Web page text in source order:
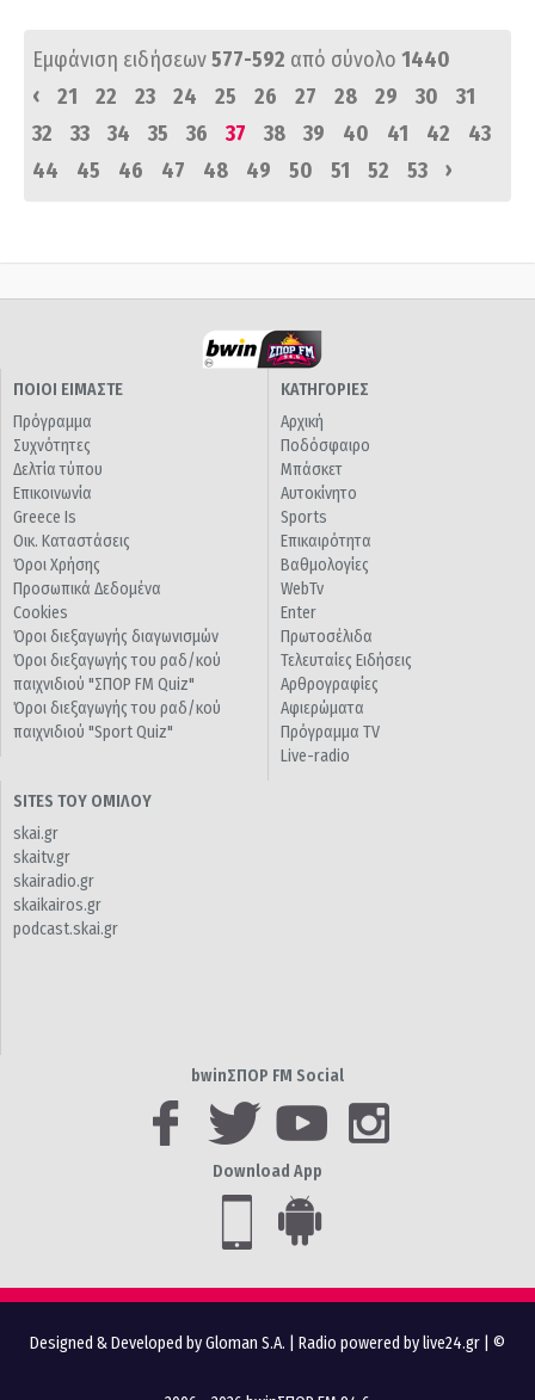
Εμφάνιση ειδήσεων577-592 από σύνολο 1440
‹
21 22 23 24 25 26 27 28 29 30
31
32
33 34 35 36 37 38 39 40 41 42
43
44
45 46 47 48 49 50 51 52 53 ›
ΠΟΙΟΙ ΕΙΜΑΣΤΕ
Πρόγραμμα
Συχνότητες
Δελτία τύπου
Επικοινωνία
Greece Is
Οικ. Καταστάσεις
Όροι Χρήσης
Προσωπικά Δεδομένα
Cookies
Όροι διεξαγωγής διαγωνισμών
Όροι διεξαγωγής του ραδ/κού
παιχνιδιού "ΣΠΟΡ FM Quiz"
Όροι διεξαγωγής του ραδ/κού
παιχνιδιού "Sport Quiz"
ΚΑΤΗΓΟΡΙΕΣ
Αρχική
Ποδόσφαιρο
Μπάσκετ
Αυτοκίνητο
Sports
Επικαιρότητα
Βαθμολογίες
WebTv
Enter
Πρωτοσέλιδα
Τελευταίες Ειδήσεις
Αρθρογραφίες
Αφιερώματα
Πρόγραμμα TV
Live-radio
SITES ΤΟΥ ΟΜΙΛΟΥ
skai.gr
skaitv.gr
skairadio.gr
skaikairos.gr
podcast.skai.gr
bwinΣΠΟΡ FM Social
Download App
Designed & Developed by Gloman S.A. Radio powered by live24.gr | ©